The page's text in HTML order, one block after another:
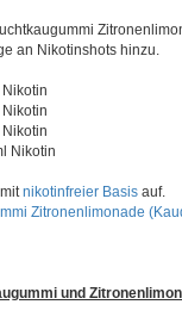
an Nikotinshots hinzu.
Nikotin
nikotinfreier Basisauf.
Zitronenlimonade
und